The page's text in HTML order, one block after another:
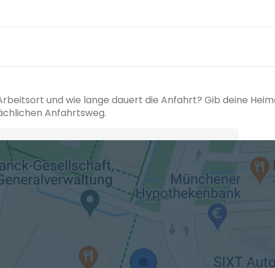
und wie lange dauert die Anfahrt? Gib deine
Anfahrtsweg.
den Verkehrsdaten eines typischen Dienstag morgens um 8:30.